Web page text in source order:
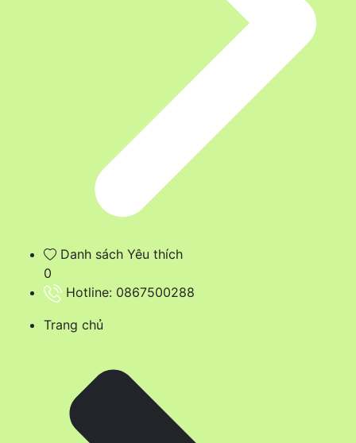
Danh sách Yêu thích
0
Hotline: 0867500288
Trang chủ